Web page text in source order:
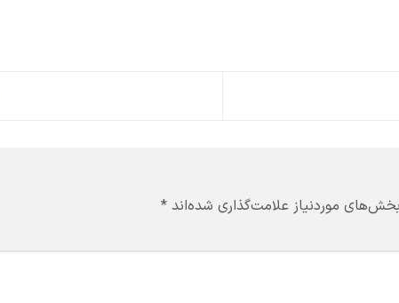
بخش‌های موردنیاز علامت‌گذاری شده‌اند*